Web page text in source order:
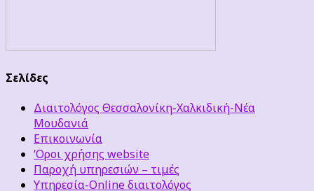
Σελίδες
Διαιτολόγος Θεσσαλονίκη-Χαλκιδική-Νέα
Μουδανιά
Επικοινωνία
‘Οροι χρήσης website
Παροχή υπηρεσιών – τιμές
Υπηρεσία-Online διαιτολόγος